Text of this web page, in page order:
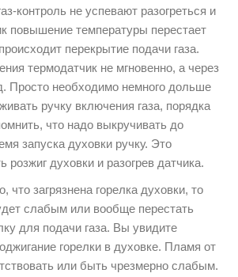
контроль не успевают разогреться и
повышение температуры перестает
перекрытие подачи газа.
термодатчик не мгновенно, а через
Просто необходимо немного дольше
ручку включения газа, порядка
что надо выкручивать до
запуска духовки ручку. Это
розжиг духовки и разогрев датчика.
что загрязнена горелка духовки, то
слабым или вообще перестать
для подачи газа. Вы увидите
горелки в духовке. Пламя от
или быть чрезмерно слабым.